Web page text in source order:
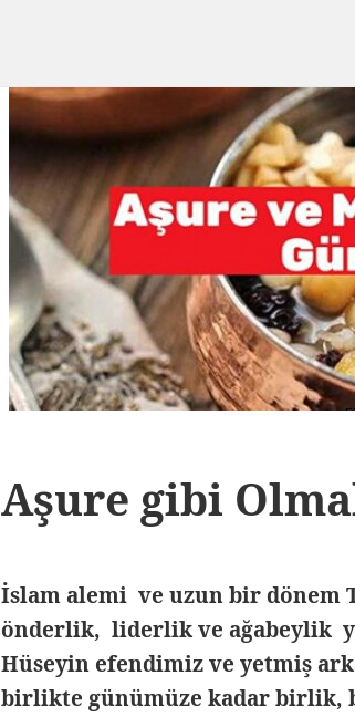
Aşure gibi
İslam alemi ve uzun bir dönem
önderlik, liderlik ve ağabeylik
Hüseyin efendimiz ve yetmiş
birlikte günümüze kadar birlik,